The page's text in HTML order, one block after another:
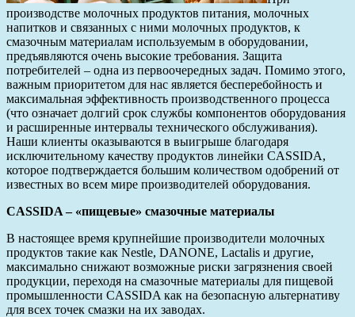
производстве молочных продуктов питания, молочных
напитков и связанных с ними молочных продуктов, к
смазочным материалам используемым в оборудовании,
предъявляются очень высокие требования. Защита
потребителей – одна из первоочередных задач. Помимо этого,
важным приоритетом для нас является бесперебойность и
максимальная эффективность производственного процесса
(что означает долгий срок службы компонентов оборудования
и расширенные интервалы технического обслуживания).
Наши клиенты оказываются в выигрыше благодаря
исключительному качеству продуктов линейки CASSIDA,
которое подтверждается большим количеством одобрений от
известных во всем мире производителей оборудования.
CASSIDA – «пищевые» смазочные материалы
В настоящее время крупнейшие производители молочных
продуктов такие как Nestle, DANONE, Lactalis и другие,
максимально снижают возможные риски загрязнения своей
продукции, переходя на смазочные материалы для пищевой
промышленности CASSIDA как на безопасную альтернативу
для всех точек смазки на их заводах.